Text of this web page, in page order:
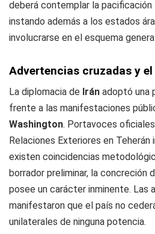
deberá contemplar la
instando además a los estados
involucrarse en el esquema
Advertencias cruzadas y
La diplomacia de Irán adoptó una
frente a las manifestaciones
Washington. Portavoces
Relaciones Exteriores en Teherán
existen coincidencias
borrador preliminar, la concreción
posee un carácter inminente. Las
manifestaron que el país no
unilaterales de ninguna potencia.